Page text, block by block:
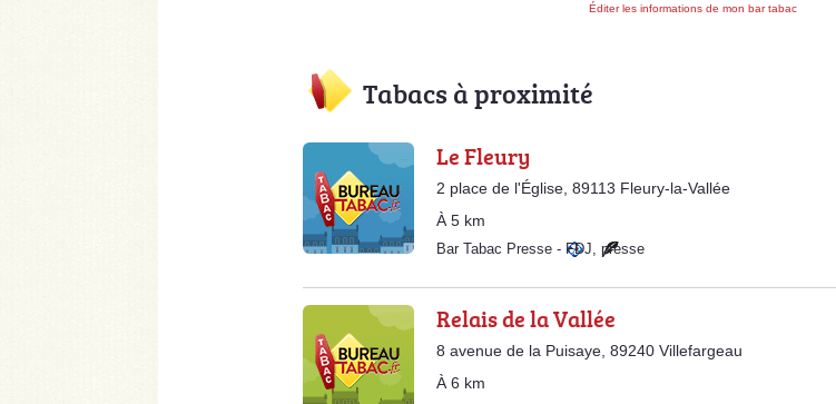
Éditer les informations de mon bar tabac
Tabacs à proximité
Le Fleury
2 place de l'Église, 89113 Fleury-la-Vallée
À 5 km
Bar Tabac Presse - FDJ, presse
Relais de la Vallée
8 avenue de la Puisaye, 89240 Villefargeau
À 6 km